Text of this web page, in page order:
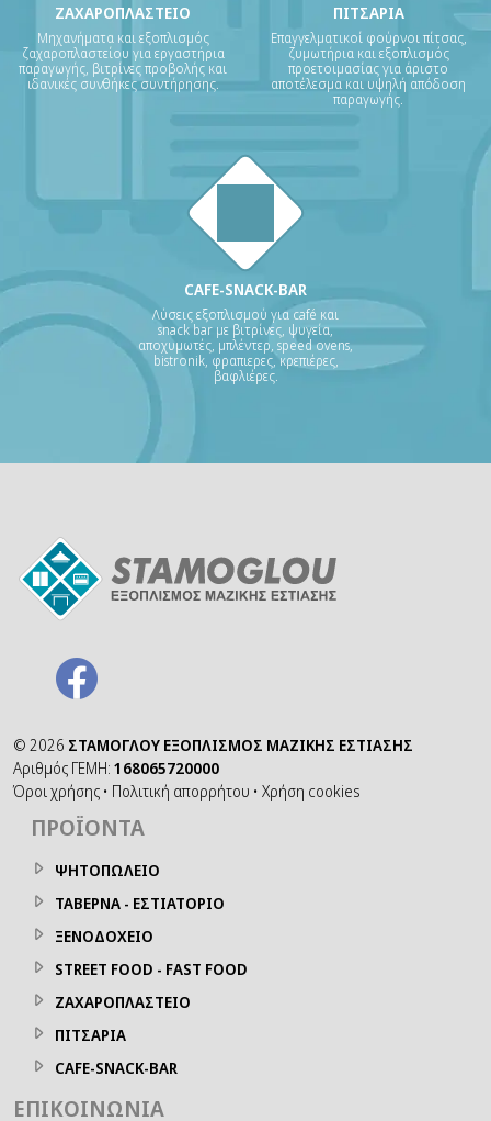
ΖΑΧΑΡΟΠΛΑΣΤΕΙΟ
Μηχανήματα και εξοπλισμός
ζαχαροπλαστείου για εργαστήρια
παραγωγής, βιτρίνες προβολής και
ιδανικές συνθήκες συντήρησης.
ΠΙΤΣΑΡΙΑ
Επαγγελματικοί φούρνοι πίτσας,
ζυμωτήρια και εξοπλισμός
προετοιμασίας για άριστο
αποτέλεσμα και υψηλή απόδοση
παραγωγής.
CAFE-SNACK-BAR
Λύσεις εξοπλισμού για café και
snack bar με βιτρίνες, ψυγεία,
αποχυμωτές, μπλέντερ, speed ovens,
bistronik, φραπιερες, κρεπιέρες,
βαφλιέρες.
© 2026 ΣΤΑΜΟΓΛΟΥ ΕΞΟΠΛΙΣΜΟΣ ΜΑΖΙΚΗΣ ΕΣΤΙΑΣΗΣ
Αριθμός ΓΕΜΗ: 168065720000
Όροι χρήσης • Πολιτική απορρήτου • Χρήση cookies
ΠΡΟΪΌΝΤΑ
ΨΗΤΟΠΩΛΕΙΟ
ΤΑΒΕΡΝΑ - ΕΣΤΙΑΤΟΡΙΟ
ΞΕΝΟΔΟΧΕΙΟ
STREET FOOD - FAST FOOD
ΖΑΧΑΡΟΠΛΑΣΤΕΙΟ
ΠΙΤΣΑΡΙΑ
CAFE-SNACK-BAR
ΕΠΙΚΟΙΝΩΝΊΑ